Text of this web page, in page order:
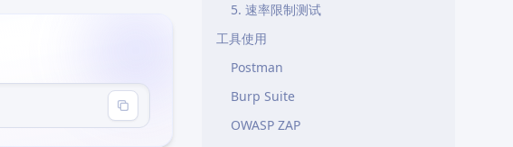
5. 速率限制测试
工具使用
Postman
Burp Suite
OWASP ZAP